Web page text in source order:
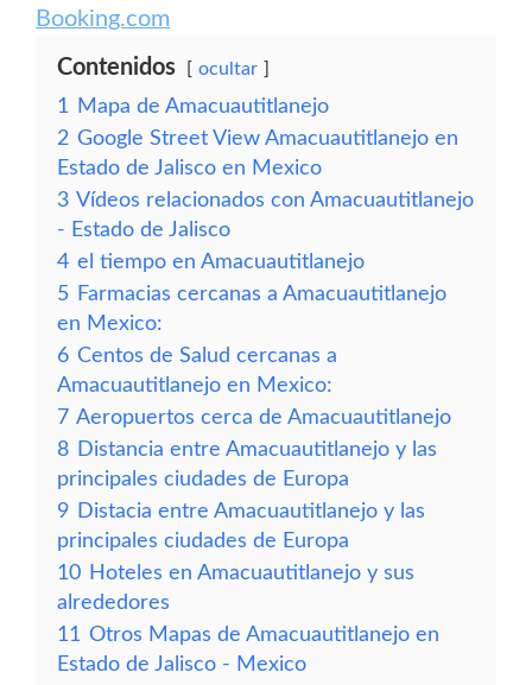
Booking.com
Contenidos ocultar
1
Mapa de Amacuautitlanejo
2 Google Street View Amacuautitlanejo en
Estado de Jalisco en Mexico
3 Vídeos relacionados con Amacuautitlanejo
- Estado de Jalisco
4 el tiempo en Amacuautitlanejo
5 Farmacias cercanas a Amacuautitlanejo
en Mexico:
6 Centos de Salud cercanas a
Amacuautitlanejo en Mexico:
7 Aeropuertos cerca de Amacuautitlanejo
8 Distancia entre Amacuautitlanejo y las
principales ciudades de Europa
9 Distacia entre Amacuautitlanejo y las
principales ciudades de Europa
10 Hoteles en Amacuautitlanejo y sus
alrededores
11 Otros Mapas de Amacuautitlanejo en
Estado de Jalisco - Mexico